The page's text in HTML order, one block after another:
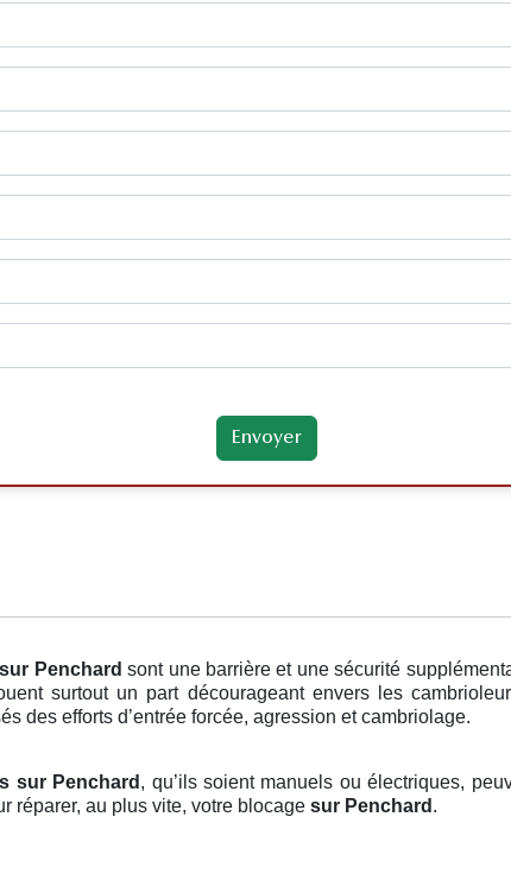
sur Penchardsont une barrière et une sécurité
surtout un part décourageant envers les
des efforts d’entrée forcée, agression et cambriolage.
sur Penchard , qu’ils soient manuels ou électriques,
réparer, au plus vite, votre blocage sur Penchard .